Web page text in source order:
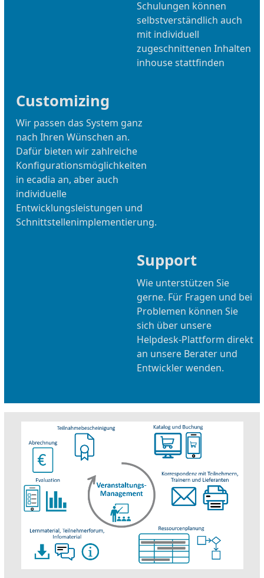
Schulungen können
selbstverständlich auch
mit individuell
zugeschnittenen Inhalten
inhouse stattfinden
Customizing
Wir passen das System ganz
nach Ihren Wünschen an.
Dafür bieten wir zahlreiche
Konfigurationsmöglichkeiten
in ecadia an, aber auch
individuelle
Entwicklungsleistungen und
Schnittstellenimplementierung.
Support
Wie unterstützen Sie
gerne. Für Fragen und bei
Problemen können Sie
sich über unsere
Helpdesk-Plattform direkt
an unsere Berater und
Entwickler wenden.